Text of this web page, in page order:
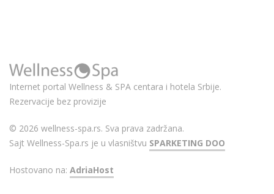
Internet portal Wellness & SPA centara i hotela Srbije.
Rezervacije bez provizije
© 2026 wellness-spa.rs. Sva prava zadržana.
Sajt Wellness-Spa.rs je u vlasništvu SPARKETING DOO
Hostovano na: AdriaHost